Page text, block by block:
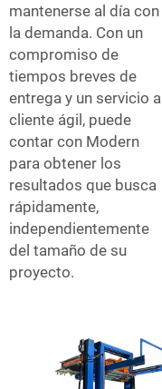
mantenerse al día con
la demanda. Con un
compromiso de
tiempos breves de
entrega y un servicio al
cliente ágil, puede
contar con Modern
para obtener los
resultados que busca
rápidamente,
independientemente
del tamaño de su
proyecto.